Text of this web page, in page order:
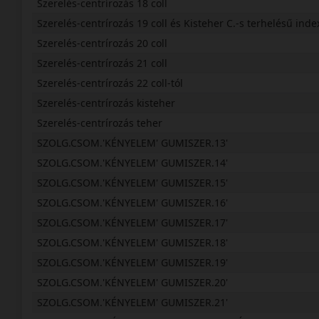
Szerelés-centrírozás 18 coll
Szerelés-centrírozás 19 coll és Kisteher C.-s terhelésű
Szerelés-centrírozás 20 coll
Szerelés-centrírozás 21 coll
Szerelés-centrírozás 22 coll-tól
Szerelés-centrírozás kisteher
Szerelés-centrírozás teher
SZOLG.CSOM.'KÉNYELEM' GUMISZER.13'
SZOLG.CSOM.'KÉNYELEM' GUMISZER.14'
SZOLG.CSOM.'KÉNYELEM' GUMISZER.15'
SZOLG.CSOM.'KÉNYELEM' GUMISZER.16'
SZOLG.CSOM.'KÉNYELEM' GUMISZER.17'
SZOLG.CSOM.'KÉNYELEM' GUMISZER.18'
SZOLG.CSOM.'KÉNYELEM' GUMISZER.19'
SZOLG.CSOM.'KÉNYELEM' GUMISZER.20'
SZOLG.CSOM.'KÉNYELEM' GUMISZER.21'